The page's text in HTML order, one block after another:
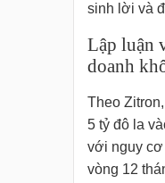
sinh lời và
Lập luận
doanh
Theo
5 tỷ đô la
với nguy cơ
vòng 12